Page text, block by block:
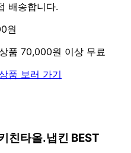
배송합니다.
원
품 70,000원 이상 무료
품 보러 가기
친타올.냅킨 BEST